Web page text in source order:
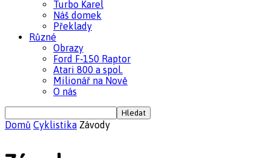
Turbo Karel
Náš domek
Překlady
Různé
Obrazy
Ford F-150 Raptor
Atari 800 a spol.
Milionář na Nově
O nás
Domů Cyklistika Závody